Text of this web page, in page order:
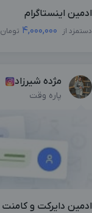
ادمین اینستاگرام
دستمزد از 4,000,000 تومان
مژده شیرزاد
پاره وقت
ادمین دایرکت و کامنت